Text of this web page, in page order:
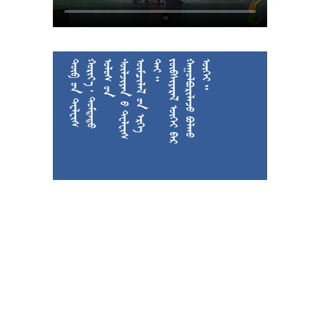

































































  






































 